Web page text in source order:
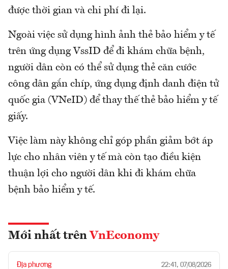
được thời gian và chi phí đi lại.
Ngoài việc sử dụng hình ảnh thẻ bảo hiểm y tế
trên ứng dụng VssID để đi khám chữa bệnh,
người dân còn có thể sử dụng thẻ căn cước
công dân gắn chíp, ứng dụng định danh điện tử
quốc gia (VNeID) để thay thế thẻ bảo hiểm y tế
giấy.
Việc làm này không chỉ góp phần giảm bớt áp
lực cho nhân viên y tế mà còn tạo điều kiện
thuận lợi cho người dân khi đi khám chữa
bệnh bảo hiểm y tế.
Mới nhất trên VnEconomy
Địa phương 22:41, 07/08/2026